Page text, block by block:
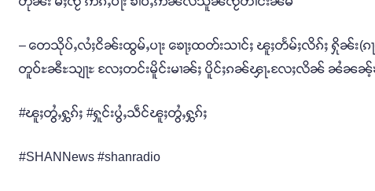
– တေသိုပ်ႇလႆႈငိၼ်းထွမ်ႇပႃး ၶေႃႈထတ်းသၢင်ႈ ၽူႈတႅမ်ႈလိၵ်ႈ ႁိုၼ်း(
တူဝ်ႊၼီႊသျႃႊ လႄႈတင်းမိူင်းမၢၼ်ႈ ပိူင်ႈၵၼ်ၾႃႉလႄႈလိၼ် ၼႆၼၼ့်ၶႃ
#ၽူႈတွႆႇႁွၵ်ႈ #ႁူင်းပွႆႇသဵင်ၽူႈတွႆႇႁွၵ်ႈ
#SHANNews #shanradio